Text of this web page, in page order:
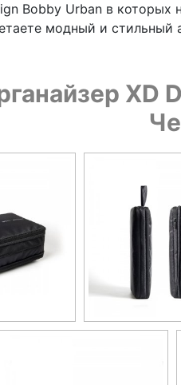
Bobby Urban в
модный и стильный
XD